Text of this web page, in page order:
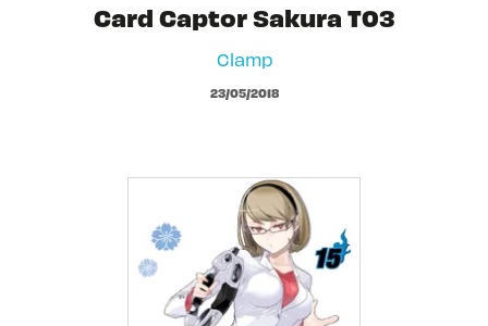
Card Captor Sakura T03
Clamp
23/05/2018